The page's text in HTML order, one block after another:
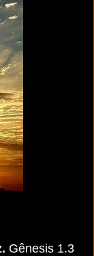
Gênesis 1.3